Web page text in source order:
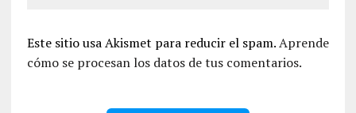
Este sitio usa Akismet para reducir el spam.Aprende
cómo se procesan los datos de tus comentarios.